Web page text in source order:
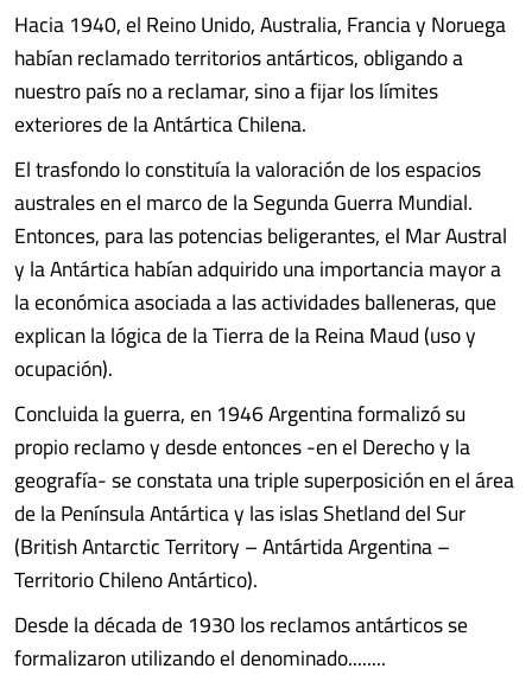
Hacia 1940, el Reino Unido, Australia, Francia y Noruega
habían reclamado territorios antárticos, obligando a
nuestro país no a reclamar, sino a fijar los límites
exteriores de la Antártica Chilena.
El trasfondo lo constituía la valoración de los espacios
australes en el marco de la Segunda Guerra Mundial.
Entonces, para las potencias beligerantes, el Mar Austral
y la Antártica habían adquirido una importancia mayor a
la económica asociada a las actividades balleneras, que
explican la lógica de la Tierra de la Reina Maud (uso y
ocupación).
Concluida la guerra, en 1946 Argentina formalizó su
propio reclamo y desde entonces -en el Derecho y la
geografía- se constata una triple superposición en el área
de la Península Antártica y las islas Shetland del Sur
(British Antarctic Territory – Antártida Argentina –
Territorio Chileno Antártico).
Desde la década de 1930 los reclamos antárticos se
formalizaron utilizando el denominado........